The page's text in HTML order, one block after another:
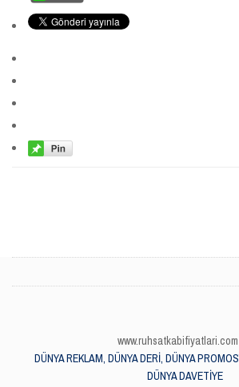
DÜNYA REKLAM, DÜNYA DERİ, DÜNYA
DÜNYA DAVETİYE